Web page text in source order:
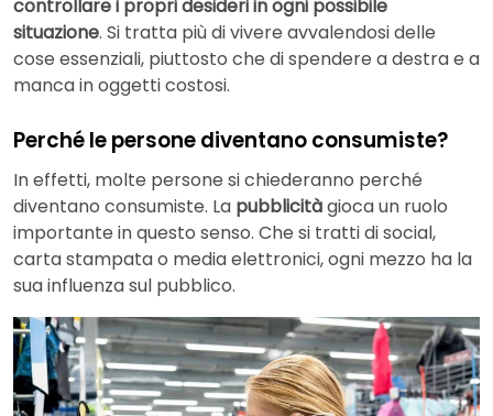
controllare i propri desideri in ogni possibile
situazione. Si tratta più di vivere avvalendosi delle
cose essenziali, piuttosto che di spendere a destra e a
manca in oggetti costosi.
Perché le persone diventano consumiste?
In effetti, molte persone si chiederanno perché
diventano consumiste. La pubblicitàgioca un ruolo
importante in questo senso. Che si tratti di social,
carta stampata o media elettronici, ogni mezzo ha la
sua influenza sul pubblico.